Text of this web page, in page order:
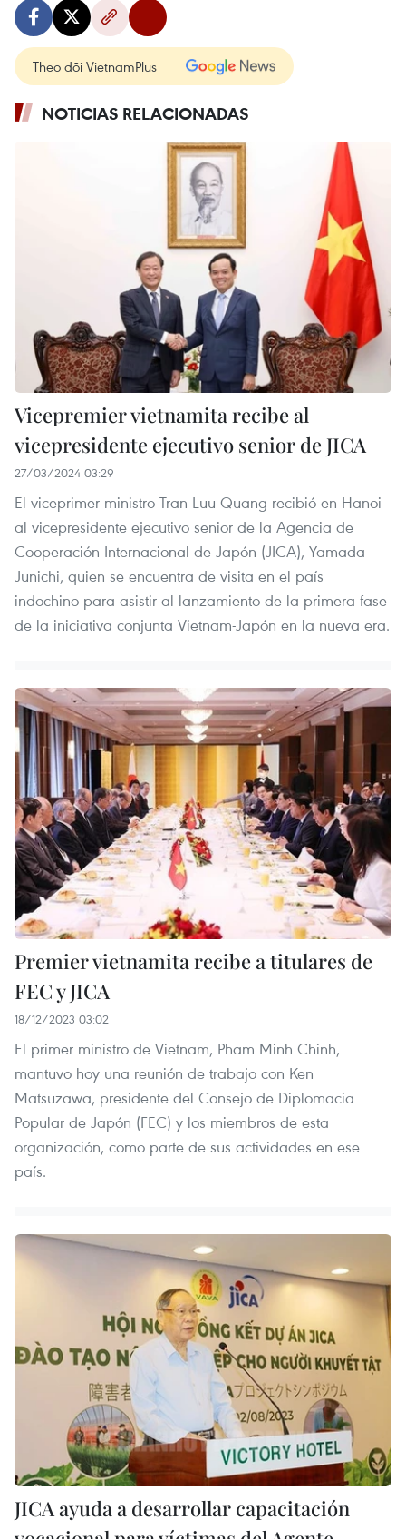
Theo dõi VietnamPlus
NOTICIAS RELACIONADAS
Vicepremier vietnamita recibe al
vicepresidente ejecutivo senior de JICA
27/03/2024 03:29
El viceprimer ministro Tran Luu Quang recibió en Hanoi
al vicepresidente ejecutivo senior de la Agencia de
Cooperación Internacional de Japón (JICA), Yamada
Junichi, quien se encuentra de visita en el país
indochino para asistir al lanzamiento de la primera fase
de la iniciativa conjunta Vietnam-Japón en la nueva era.
Premier vietnamita recibe a titulares de
FEC y JICA
18/12/2023 03:02
El primer ministro de Vietnam, Pham Minh Chinh,
mantuvo hoy una reunión de trabajo con Ken
Matsuzawa, presidente del Consejo de Diplomacia
Popular de Japón (FEC) y los miembros de esta
organización, como parte de sus actividades en ese
país.
JICA ayuda a desarrollar capacitación